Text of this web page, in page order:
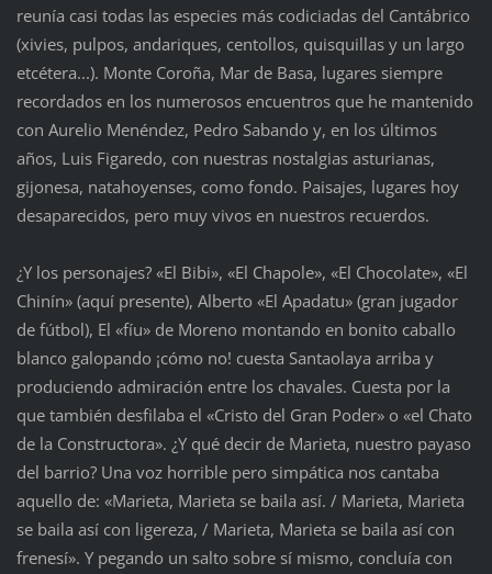
reunía casi todas las especies más codiciadas del Cantábrico
(xivies, pulpos, andariques, centollos, quisquillas y un largo
etcétera...). Monte Coroña, Mar de Basa, lugares siempre
recordados en los numerosos encuentros que he mantenido
con Aurelio Menéndez, Pedro Sabando y, en los últimos
años, Luis Figaredo, con nuestras nostalgias asturianas,
gijonesa, natahoyenses, como fondo. Paisajes, lugares hoy
desaparecidos, pero muy vivos en nuestros recuerdos.
¿Y los personajes? «El Bibi», «El Chapole», «El Chocolate», «El
Chinín» (aquí presente), Alberto «El Apadatu» (gran jugador
de fútbol), El «fíu» de Moreno montando en bonito caballo
blanco galopando ¡cómo no! cuesta Santaolaya arriba y
produciendo admiración entre los chavales. Cuesta por la
que también desfilaba el «Cristo del Gran Poder» o «el Chato
de la Constructora». ¿Y qué decir de Marieta, nuestro payaso
del barrio? Una voz horrible pero simpática nos cantaba
aquello de: «Marieta, Marieta se baila así. / Marieta, Marieta
se baila así con ligereza, / Marieta, Marieta se baila así con
frenesí». Y pegando un salto sobre sí mismo, concluía con